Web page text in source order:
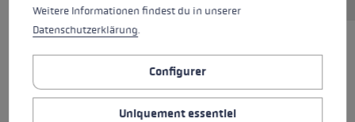
POINTS FORTS
Weitere Informationen findest du in unserer
Datenschutzerklärung.
Configurer
Uniquement essentiel